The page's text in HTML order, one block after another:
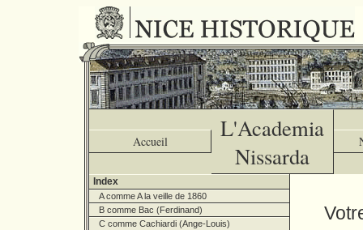
Accueil
L'Academia
Nissarda
Index
A comme A la veille de 1860
B comme Bac (Ferdinand)
C comme Cachiardi (Ange-Louis)